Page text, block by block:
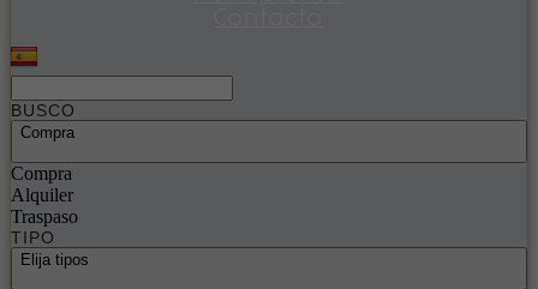
BUSCO
Compra
Compra
Alquiler
Traspaso
TIPO
Elija tipos